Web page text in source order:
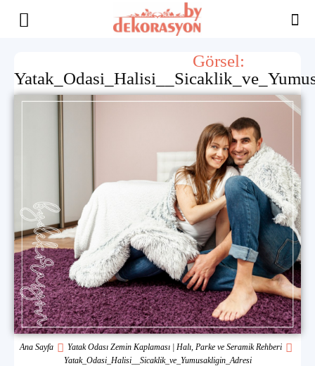
Yaşam
Alanınıza
Görsel:
Ana Sayfa
Yatak Odası Zemin Kaplaması | Halı, Parke ve Seramik Rehberi
Yatak_Odasi_Halisi__Sicaklik_ve_Yumusakligin_Adresi